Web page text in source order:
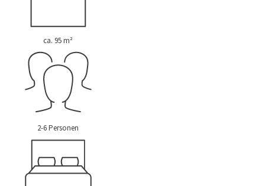
ca. 95 m²
2-6 Personen